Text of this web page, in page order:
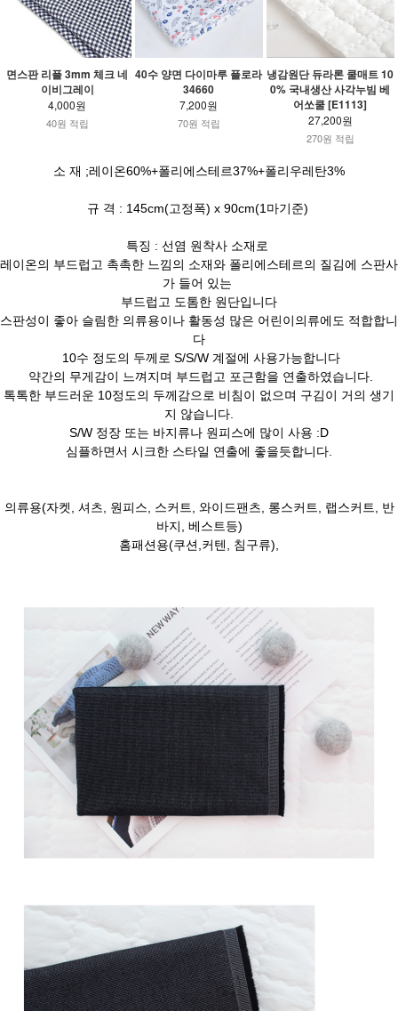
면스판 리플 3mm 체크 네
이비그레이
4,000원
40원 적립
40수 양면 다이마루 플로라
34660
7,200원
70원 적립
냉감원단 듀라론 쿨매트 10
0% 국내생산 사각누빔 베
어쏘쿨 [E1113]
27,200원
270원 적립
소 재 ;레이온60%+폴리에스테르37%+폴리우레탄3%
규 격 : 145cm(고정폭) x 90cm(1마기준)
특징 : 선염 원착사 소재로
레이온의 부드럽고 촉촉한 느낌의 소재와 폴리에스테르의 질김에 스판사
가 들어 있는
부드럽고 도톰한 원단입니다
스판성이 좋아 슬림한 의류용이나 활동성 많은 어린이의류에도 적합합니
다
10수 정도의 두께로 S/S/W 계절에 사용가능합니다
약간의 무게감이 느껴지며 부드럽고 포근함을 연출하였습니다.
톡톡한 부드러운 10정도의 두께감으로 비침이 없으며 구김이 거의 생기
지 않습니다.
S/W 정장 또는 바지류나 원피스에 많이 사용 :D
심플하면서 시크한 스타일 연출에 좋을듯합니다.
의류용(자켓, 셔츠, 원피스, 스커트, 와이드팬츠, 롱스커트, 랩스커트, 반
바지, 베스트등)
홈패션용(쿠션,커텐, 침구류),